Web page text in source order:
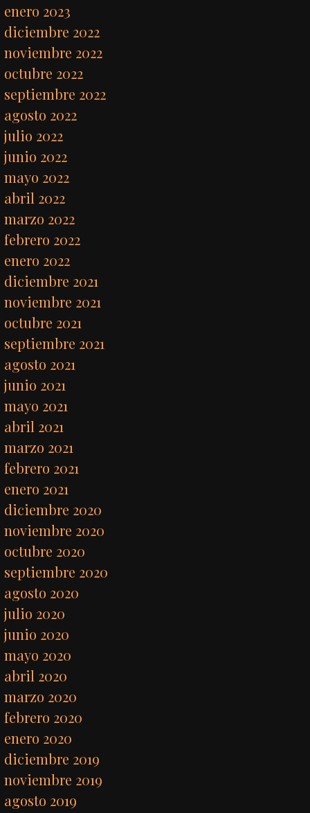
enero 2023
diciembre 2022
noviembre 2022
octubre 2022
septiembre 2022
agosto 2022
julio 2022
junio 2022
mayo 2022
abril 2022
marzo 2022
febrero 2022
enero 2022
diciembre 2021
noviembre 2021
octubre 2021
septiembre 2021
agosto 2021
junio 2021
mayo 2021
abril 2021
marzo 2021
febrero 2021
enero 2021
diciembre 2020
noviembre 2020
octubre 2020
septiembre 2020
agosto 2020
julio 2020
junio 2020
mayo 2020
abril 2020
marzo 2020
febrero 2020
enero 2020
diciembre 2019
noviembre 2019
agosto 2019